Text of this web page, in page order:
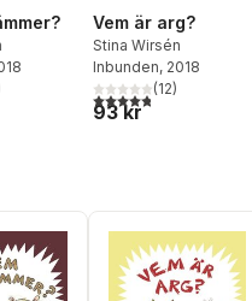
Totalt antal röster:
Vem är arg?
Stina Wirsén
Inbunden, 2018
4,8utav 5 stjärnor.
(12)
93 kr